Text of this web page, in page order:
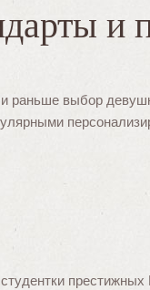
и
раньше выбор